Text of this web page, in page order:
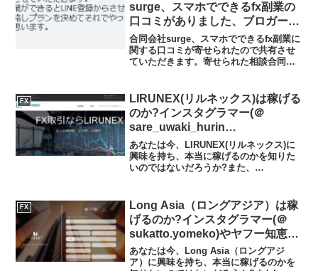
surge、スマホでできるfx副業の
口コミがありました、ブロガーや
インフルエンサーのおススメに注
意
合同会社surge、スマホでできるfx副業に
関する口コミが寄せられたので共有させ
ていただきます。寄せられた相談合同会
ができるとLINE登録からさせていただ
き、こち...
FX
LIRUNEX(リルネックス)は稼げる
のか?インスタグラマー(＠
sare_uwaki_hurin
@excel_deteiji)やヤフー知恵袋で
話題のFX?副業の実態や実践者の
声、口コミや評判を調査しました
あなたは今、LIRUNEX(リルネックス)に
興味を持ち、本当に稼げるのかを知りた
いのではないだろうか?また、
いだろうか？答えを言うと、資金が増え
ることはないでし...
FX
Long Asia（ロングアジア）は稼
げるのか?インスタグラマー(＠
sukatto.yomeko)やヤフー知恵袋
で話題のFX?副業の実態や実践者
の声、口コミや評判を調査しまし
あなたは今、Long Asia（ロングアジ
ア）に興味を持ち、本当に稼げるのかを